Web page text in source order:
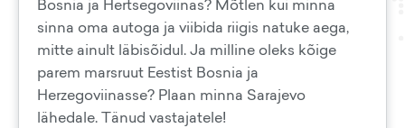
Bosnia ja Hertsegoviinas? Mõtlen kui minna
sinna oma autoga ja viibida riigis natuke aega,
mitte ainult läbisõidul. Ja milline oleks kõige
parem marsruut Eestist Bosnia ja
Herzegoviinasse? Plaan minna Sarajevo
lähedale. Tänud vastajatele!